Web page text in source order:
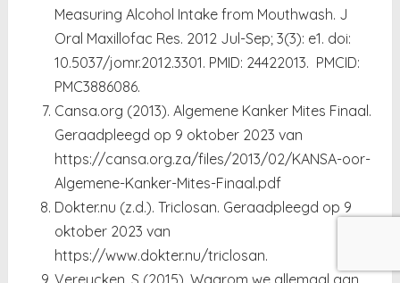
Measuring Alcohol Intake from Mouthwash. J
Oral Maxillofac Res. 2012 Jul-Sep; 3(3): e1. doi:
10.5037/jomr.2012.3301. PMID: 24422013. PMCID:
PMC3886086.
Cansa.org (2013). Algemene Kanker Mites Finaal.
Geraadpleegd op 9 oktober 2023 van
https://cansa.org.za/files/2013/02/KANSA-oor-
Algemene-Kanker-Mites-Finaal.pdf
Dokter.nu (z.d.). Triclosan. Geraadpleegd op 9
oktober 2023 van
https://www.dokter.nu/triclosan.
Vereycken, S (2015). Waarom we allemaal aan